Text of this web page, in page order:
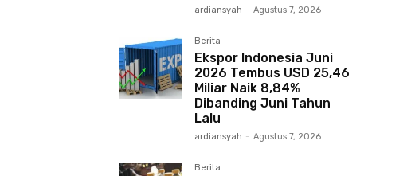
ardiansyah - Agustus 7, 2026
Berita
Ekspor Indonesia Juni
2026 Tembus USD 25,46
Miliar Naik 8,84%
Dibanding Juni Tahun
Lalu
ardiansyah - Agustus 7, 2026
Berita